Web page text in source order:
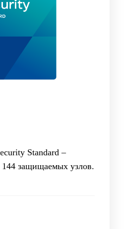
Standard –
144 защищаемых узлов.